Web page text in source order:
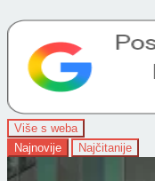
Više s weba
Najnovije
Najčitanije